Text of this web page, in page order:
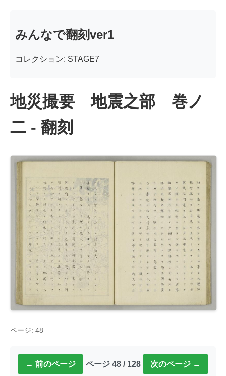
みんなで翻刻ver1
コレクション: STAGE7
地災撮要 地震之部 巻ノ
二 - 翻刻
ページ: 48
← 前のページ ページ 48 / 128 次のページ →